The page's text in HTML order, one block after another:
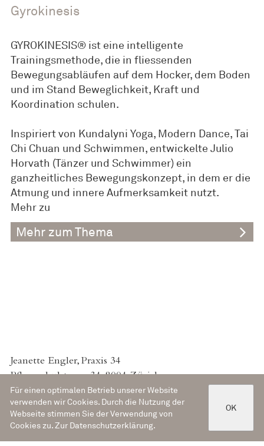
Gyrokinesis
GYROKINESIS® ist eine intelligente
Trainingsmethode, die in fliessenden
Bewegungsabläufen auf dem Hocker, dem Boden
und im Stand Beweglichkeit, Kraft und
Koordination schulen.
Inspiriert von Kundalyni Yoga, Modern Dance, Tai
Chi Chuan und Schwimmen, entwickelte Julio
Horvath (Tänzer und Schwimmer) ein
ganzheitliches Bewegungskonzept, in dem er die
Atmung und innere Aufmerksamkeit nutzt.
Mehr zu
Mehr zum Thema
Jeanette Engler, Praxis 34
Pflanzschulstrasse 34, 8004 Zürich
044 341 34 28, info@jeanette-engler.ch
Für einen optimalen Betrieb unserer Website
verwenden wir Cookies. Durch die Nutzung der
Webseite stimmen Sie der Verwendung von
Cookies zu.Zur Datenschutzerklärung.
OK